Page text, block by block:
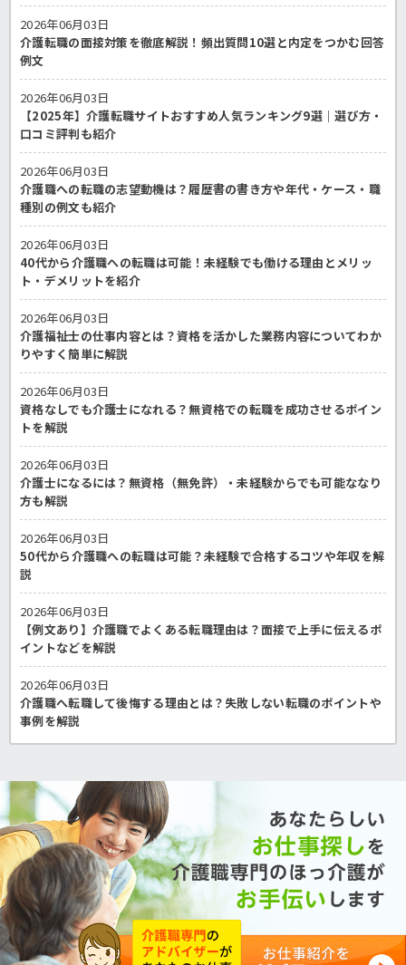
2026年06月03日
介護転職の面接対策を徹底解説！頻出質問10選と内定をつかむ回答
例文
2026年06月03日
【2025年】介護転職サイトおすすめ人気ランキング9選｜選び方・
口コミ評判も紹介
2026年06月03日
介護職への転職の志望動機は？履歴書の書き方や年代・ケース・職
種別の例文も紹介
2026年06月03日
40代から介護職への転職は可能！未経験でも働ける理由とメリッ
ト・デメリットを紹介
2026年06月03日
介護福祉士の仕事内容とは？資格を活かした業務内容についてわか
りやすく簡単に解説
2026年06月03日
資格なしでも介護士になれる？無資格での転職を成功させるポイン
トを解説
2026年06月03日
介護士になるには？無資格（無免許）・未経験からでも可能ななり
方も解説
2026年06月03日
50代から介護職への転職は可能？未経験で合格するコツや年収を解
説
2026年06月03日
【例文あり】介護職でよくある転職理由は？面接で上手に伝えるポ
イントなどを解説
2026年06月03日
介護職へ転職して後悔する理由とは？失敗しない転職のポイントや
事例を解説